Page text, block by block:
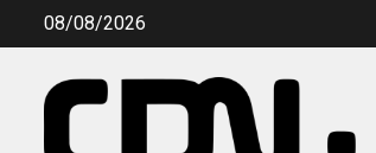
Przejdź08/08/2026